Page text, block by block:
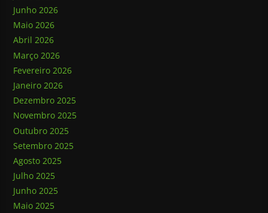
Junho 2026
Maio 2026
Abril 2026
Março 2026
Fevereiro 2026
Janeiro 2026
Dezembro 2025
Novembro 2025
Outubro 2025
Setembro 2025
Agosto 2025
Julho 2025
Junho 2025
Maio 2025